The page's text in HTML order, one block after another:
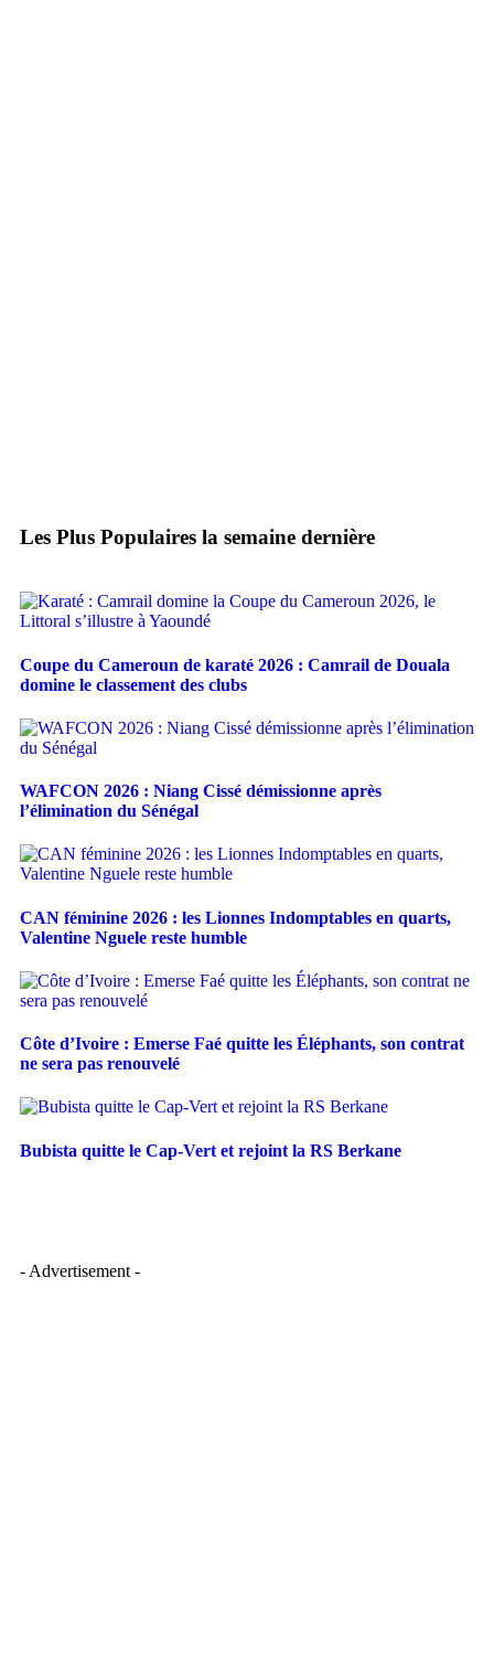
Les Plus Populaires la semaine dernière
Coupe du Cameroun de karaté 2026 : Camrail de Douala
domine le classement des clubs
WAFCON 2026 : Niang Cissé démissionne après
l’élimination du Sénégal
CAN féminine 2026 : les Lionnes Indomptables en quarts,
Valentine Nguele reste humble
Côte d’Ivoire : Emerse Faé quitte les Éléphants, son contrat
ne sera pas renouvelé
Bubista quitte le Cap-Vert et rejoint la RS Berkane
- Advertisement -